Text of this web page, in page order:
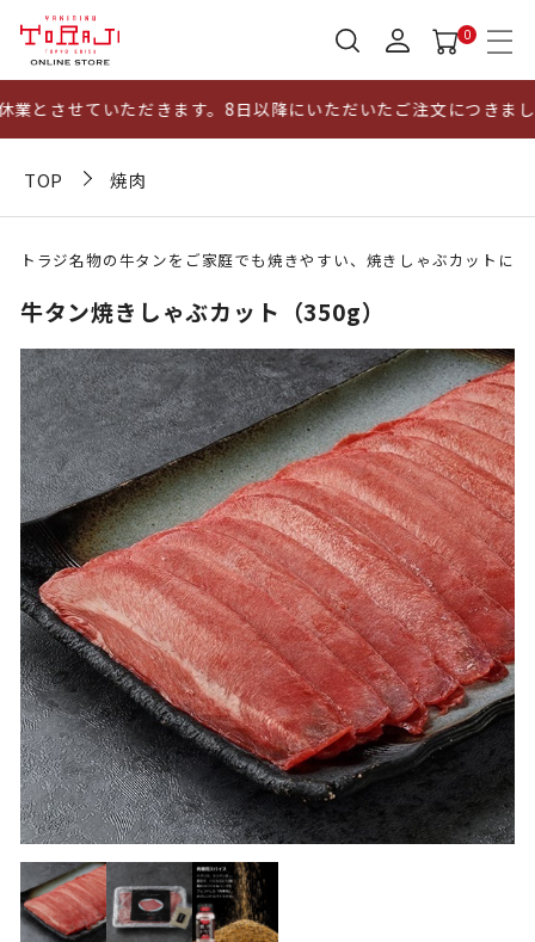
0
せていただきます。8日以降にいただいたご注文につきまし
TOP 焼肉
トラジ名物の牛タンをご家庭でも焼きやすい、焼きしゃぶカットに
牛タン焼きしゃぶカット（350g）